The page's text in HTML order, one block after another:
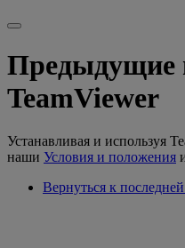
Предыдущие
TeamViewer
Устанавливая и используя
наши Условия и положения
Вернуться к